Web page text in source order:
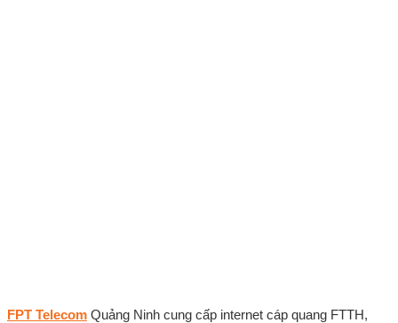
FPT Telecom Quảng Ninh cung cấp internet cáp quang FTTH,